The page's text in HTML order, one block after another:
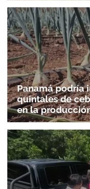
Panamá podría
quintales de
en la